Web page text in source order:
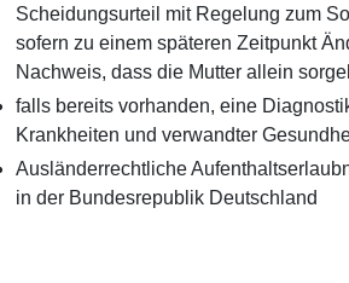
Scheidungsurteil mit Regelung zum
sofern zu einem späteren Zeitpunkt
Nachweis, dass die Mutter allein
falls bereits vorhanden, eine
Krankheiten und verwandter
Ausländerrechtliche
in der Bundesrepublik Deutschland